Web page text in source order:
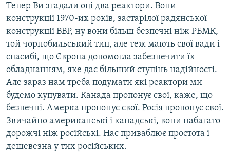
Тепер Ви згадали оці два реактори. Вони
конструкції 1970-их років, застарілої радянської
конструкції ВВР, ну вони більш безпечні ніж РБМК,
той чорнобильський тип, але теж мають свої вади і
спасибі, що Європа допомогла забезпечити їх
обладнанням, яке дає більший ступінь надійності.
Але зараз нам треба подумати які реактори ми
будемо купувати. Канада пропонує свої, каже, що
безпечні. Амерка пропонує свої. Росія пропонує свої.
Звичайно американські і канадські, вони набагато
дорожчі ніж російські. Нас приваблює простота і
дешевезна у тих російських.